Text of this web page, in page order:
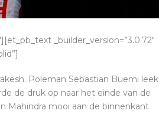
_builder_version=”3.0.72″
Poleman Sebastian Buemi leek
de druk op naar het einde van de
Mahindra mooi aan de binnenkant